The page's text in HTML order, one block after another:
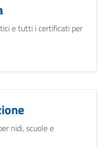
e tutti i certificati per
nidi, scuole e